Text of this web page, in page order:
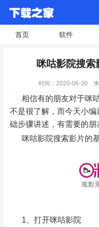
首页 软件
咪咕影院搜
时间：2020-06-30
相信有的朋友对于咪
不是很了解，而今天小
础步骤讲述，有需要的朋
咪咕影院搜索影片的
1、打开咪咕影院